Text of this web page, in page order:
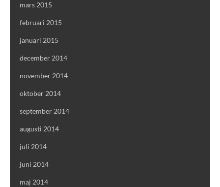
mars 2015
februari 2015
januari 2015
december 2014
november 2014
oktober 2014
september 2014
augusti 2014
juli 2014
juni 2014
maj 2014